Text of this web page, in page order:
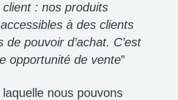
client : nos produits
à des clients
de pouvoir d’achat. C’est
opportunité de vente”
nous pouvons